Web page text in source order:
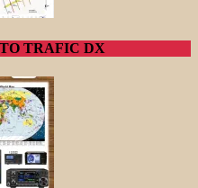
TRAFIC DX